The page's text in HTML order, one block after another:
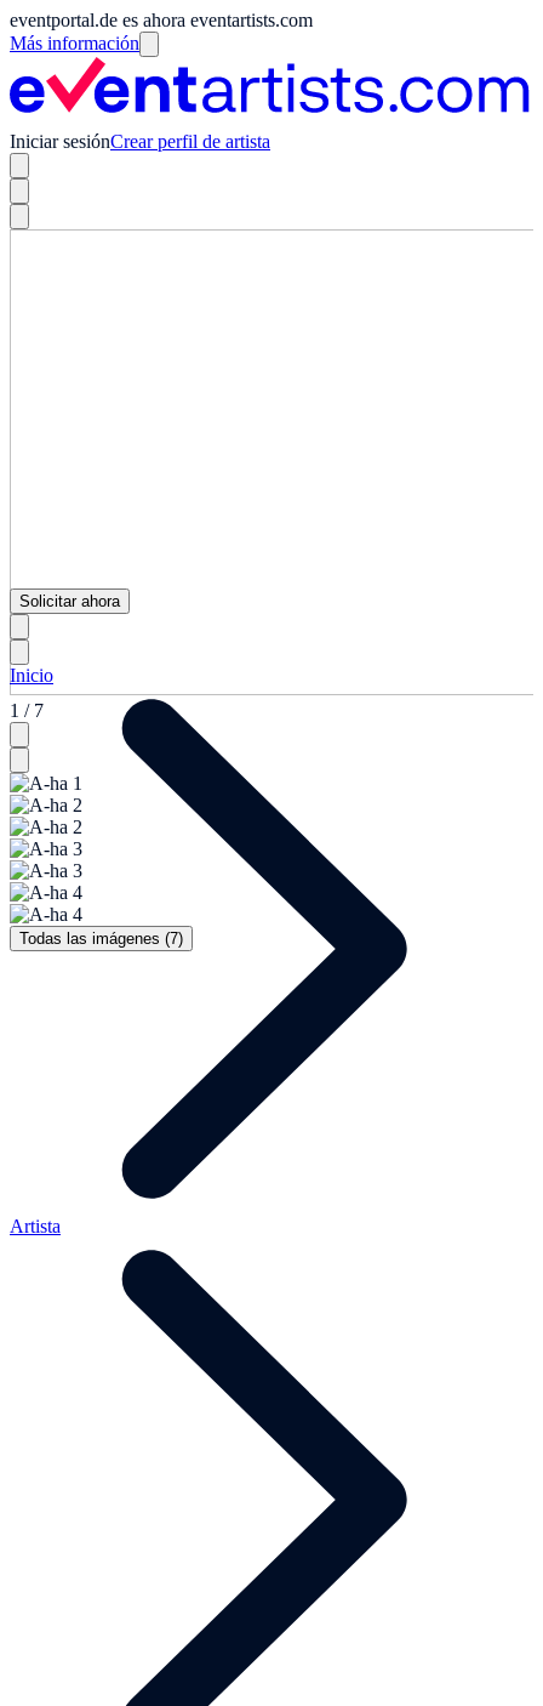
eventportal.de es ahora eventartists.com
Más información
Iniciar sesiónCrear perfil de artista
1 / 7
Todas las imágenes (7)
Solicitar ahora
Inicio
Artista